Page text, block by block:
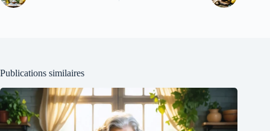
Publications similaires